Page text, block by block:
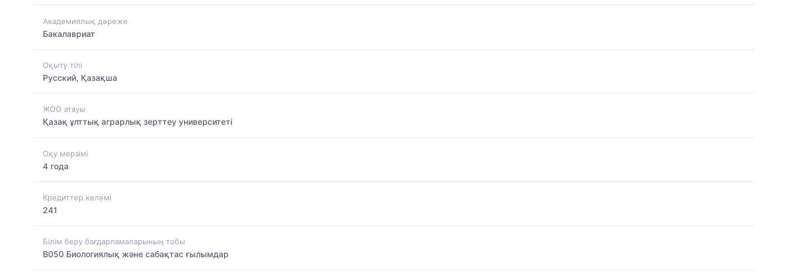
Академиялық дәреже
Бакалавриат
Оқыту тілі
Русский, Қазақша
ЖОО атауы
Қазақ ұлттық аграрлық зерттеу университеті
Оқу мерзімі
4 года
Кредиттер көлемі
241
Білім беру бағдарламаларының тобы
B050 Биологиялық және сабақтас ғылымдар